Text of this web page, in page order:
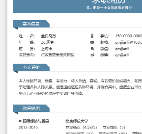
AI 翻译简历
AI 诊断简历
AI 模拟面试
AI 职场工具 New
简历模板